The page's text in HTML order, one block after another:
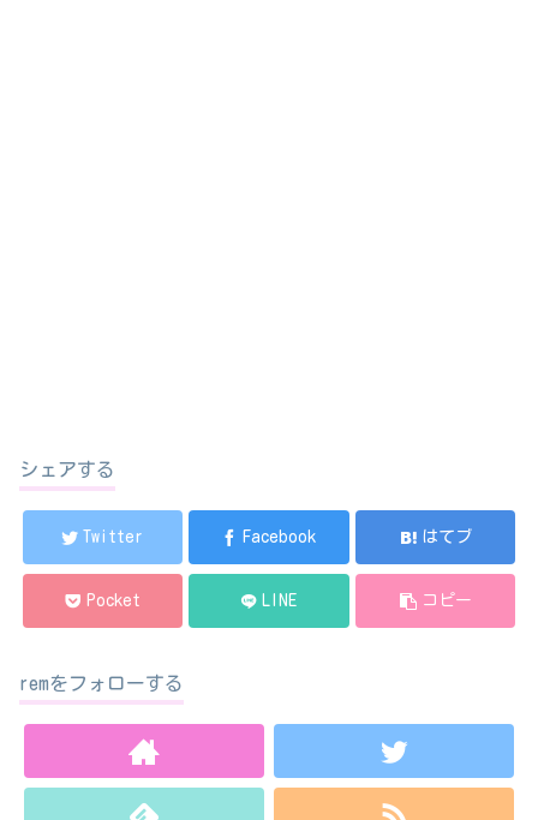
シェアする
Twitter Facebook はてブ
Pocket LINE コピー
remをフォローする